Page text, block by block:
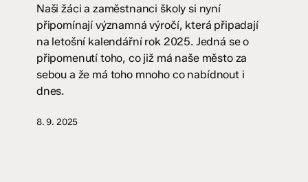
Naši žáci a zaměstnanci školy si nyní
připomínají významná výročí, která připadají
na letošní kalendářní rok 2025. Jedná se o
připomenutí toho, co již má naše město za
sebou a že má toho mnoho co nabídnout i
dnes.
8. 9. 2025